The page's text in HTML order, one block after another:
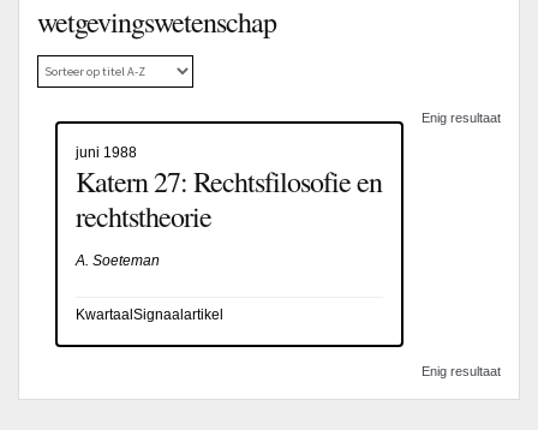
wetgevingswetenschap
Enig resultaat
juni 1988
Katern 27: Rechtsfilosofie en
rechtstheorie
A. Soeteman
KwartaalSignaalartikel
Enig resultaat